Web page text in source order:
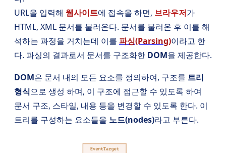
URL을 입력해 웹사이트에 접속을 하면, 브라우저가
HTML, XML 문서를 불러온다. 문서를 불러온 후 이를 해
석하는 과정을 거치는데 이를 파싱(Parsing)이라고 한
다. 파싱의 결과로서 문서를 구조화한 DOM을 제공한다.
DOM은 문서 내의 모든 요소를 정의하여, 구조를 트리
형식으로 생성 하며, 이 구조에 접근할 수 있도록 하여
문서 구조, 스타일, 내용 등을 변경할 수 있도록 한다. 이
트리를 구성하는 요소들을 노드(nodes)라고 부른다.